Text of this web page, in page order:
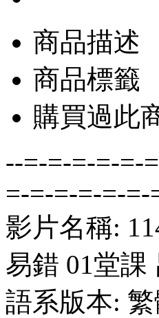
商品描述
商品標籤
購買過此
--=-=-=-=-=-
=-=-=-=-=-=-
影片名稱:
易錯 01堂課
語系版本: